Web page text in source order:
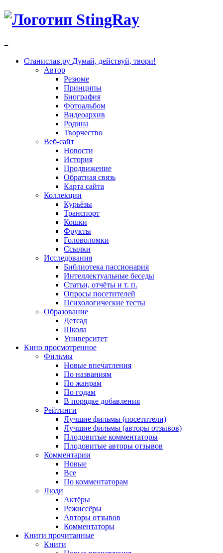
≡
Станислав.ру Думай, действуй, твори!
Автор
Резюме
Принципы
Биография
Фотоальбом
Видеоархив
Родина
Творчество
Веб-сайт
Новости
История
Продвижение
Обратная связь
Карта сайта
Коллекции
Курьёзы
Транспорт
Кошки
Фрукты
Головоломки
Ссылки
Исследования
Библиотека пассионария
Интеллектуальные беседы
Статьи, отчёты и т. п.
Опросы посетителей
Психологические тесты
Образование
Детсад
Школа
Университет
Кино просмотренное
Фильмы
Новые впечатления
По названиям
По жанрам
По годам
В порядке добавления
Рейтинги
Лучшие фильмы (посетители)
Лучшие фильмы (авторы отзывов)
Плодовитые комментаторы
Плодовитые авторы отзывов
Комментарии
Новые
Все
По комментаторам
Люди
Актёры
Режиссёры
Авторы отзывов
Комментаторы
Книги прочитанные
Книги